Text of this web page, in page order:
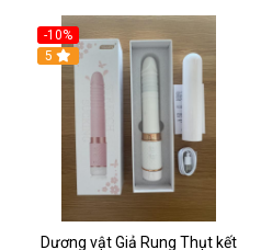
-10%
5
Dương vật Giả Rung Thụt kết